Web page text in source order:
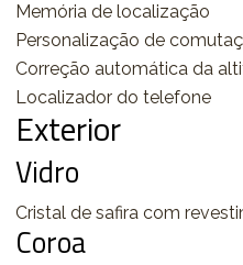
Memória de localização
Personalização de
Correção automática da
Localizador do telefone
Exterior
Vidro
Cristal de safira com
Coroa